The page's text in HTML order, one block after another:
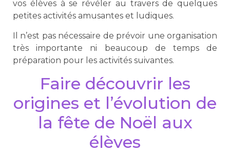
vos élèves à se révéler au travers de quelques
petites activités amusantes et ludiques.
Il n’est pas nécessaire de prévoir une organisation
très importante ni beaucoup de temps de
préparation pour les activités suivantes.
Faire découvrir les
origines et l’évolution de
la fête de Noël aux
élèves